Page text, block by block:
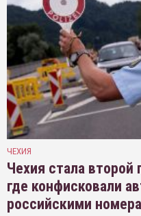
ЧЕХИЯ
Чехия стала второй
где конфисковали
российскими